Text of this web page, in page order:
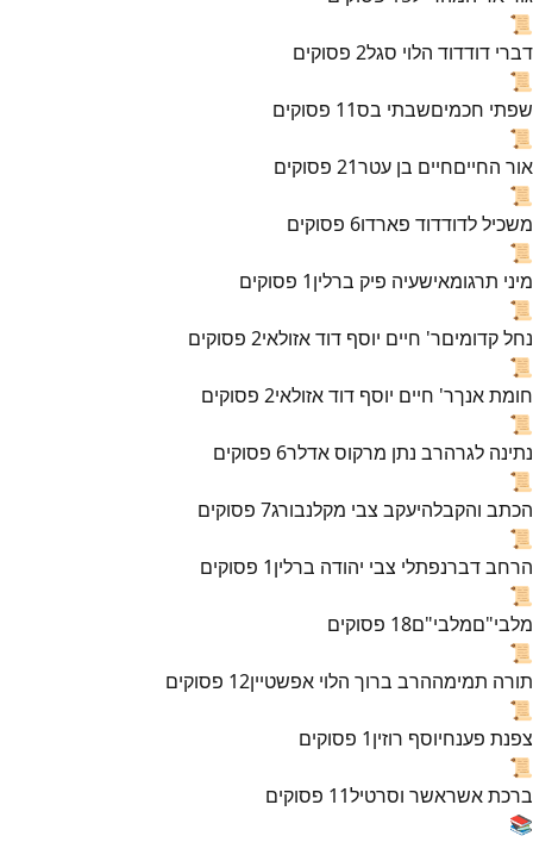
📜
דברי דודדוד הלוי סגל2 פסוקים
📜
שפתי חכמיםשבתי בס11 פסוקים
📜
אור החייםחיים בן עטר21 פסוקים
📜
משכיל לדודדוד פארדו6 פסוקים
📜
מיני תרגומאישעיה פיק ברלין1 פסוקים
📜
נחל קדומיםר' חיים יוסף דוד אזולאי2 פסוקים
📜
חומת אנךר' חיים יוסף דוד אזולאי2 פסוקים
📜
נתינה לגרהרב נתן מרקוס אדלר6 פסוקים
📜
הכתב והקבלהיעקב צבי מקלנבורג7 פסוקים
📜
הרחב דברנפתלי צבי יהודה ברלין1 פסוקים
📜
מלבי"םמלבי"ם18 פסוקים
📜
תורה תמימההרב ברוך הלוי אפשטיין12 פסוקים
📜
צפנת פענחיוסף רוזין1 פסוקים
📜
ברכת אשראשר וסרטיל11 פסוקים
📚